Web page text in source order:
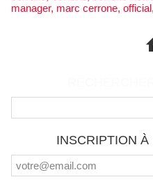
manager, marc cerrone, official,
INSCRIPTION À